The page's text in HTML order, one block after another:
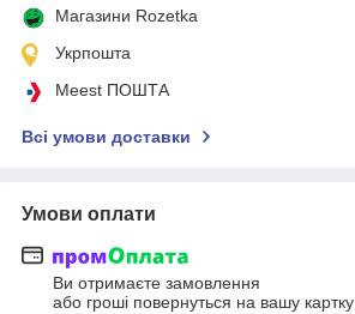
Магазини Rozetka
Укрпошта
Meest ПОШТА
Всі умови доставки
Умови оплати
Ви отримаєте замовлення
або гроші повернуться на вашу картку